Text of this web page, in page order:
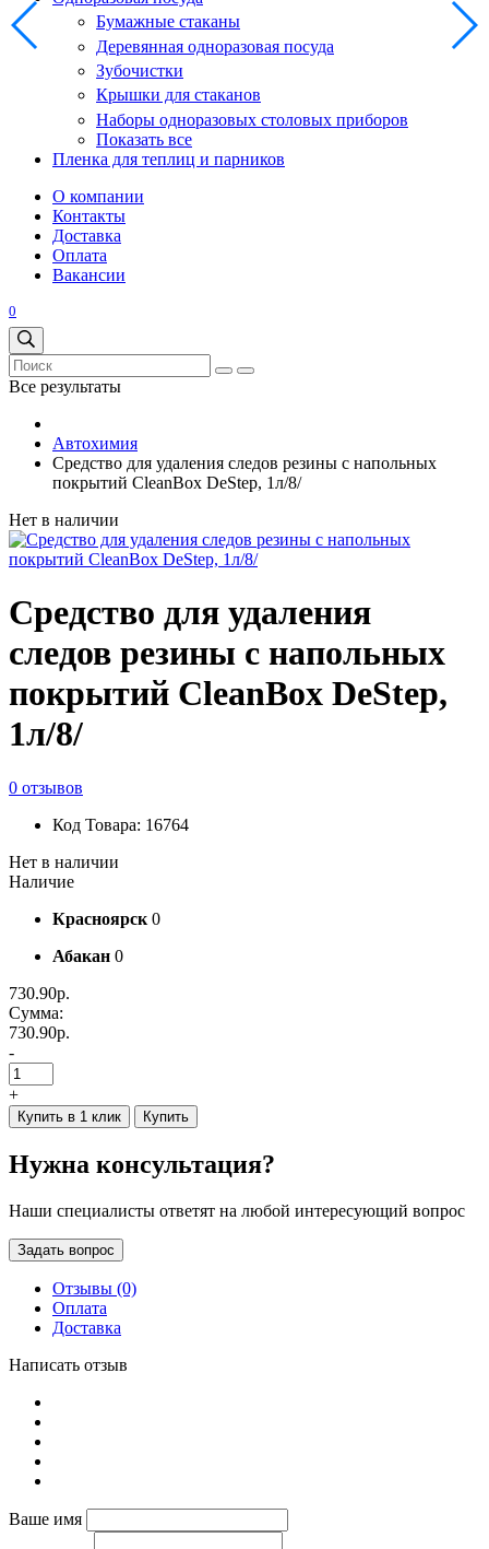
Бумажные стаканы
Деревянная одноразовая посуда
Зубочистки
Крышки для стаканов
Наборы одноразовых столовых приборов
Показать все
Пленка для теплиц и парников
О компании
Контакты
Доставка
Оплата
Вакансии
0
Все результаты
Автохимия
Средство для удаления следов резины с напольных
покрытий CleanBox DeStep, 1л/8/
Нет в наличии
Средство для удаления
следов резины с напольных
покрытий CleanBox DeStep,
1л/8/
0 отзывов
Код Товара: 16764
Нет в наличии
Наличие
Красноярск 0
Абакан 0
730.90р.
Сумма:
730.90р.
-
+
Купить в 1 клик Купить
Нужна консультация?
Наши специалисты ответят на любой интересующий вопрос
Задать вопрос
Отзывы (0)
Оплата
Доставка
Написать отзыв
Ваше имя